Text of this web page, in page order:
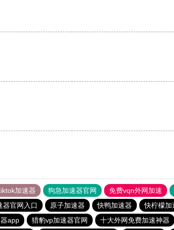
加速器 狗急加速器官网 免费vqn外网加速
器官网入口 原子加速器 快鸭加速器 快柠檬加
app 猎豹vp加速器官网 十大外网免费加速神器